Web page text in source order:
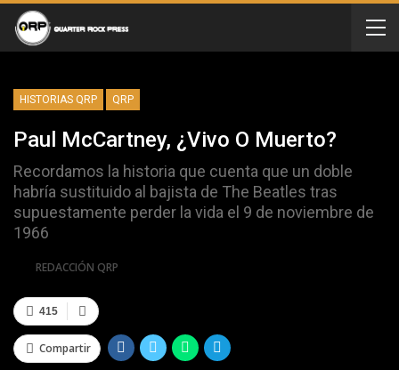
HISTORIAS QRP QRP
Paul McCartney, ¿vivo O Muerto?
Recordamos la historia que cuenta que un doble
habría sustituido al bajista de The Beatles tras
supuestamente perder la vida el 9 de noviembre de
1966
REDACCIÓN QRP
415
Compartir